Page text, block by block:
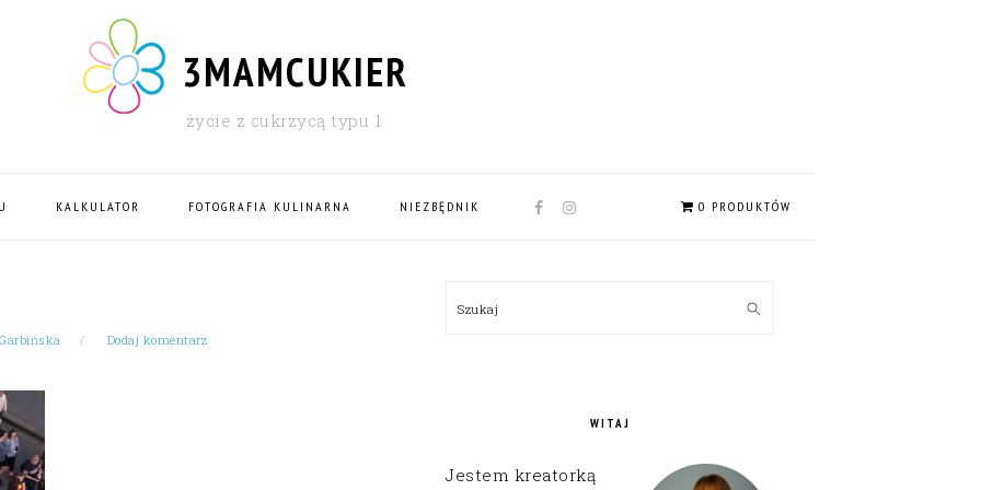
3MAMCUKIER
życie z cukrzycą typu 1
KALKULATOR FOTOGRAFIA KULINARNA NIEZBĘDNIK
NAV
0 PRODUKTÓW
Dodaj komentarz
SIDEBAR
Szukaj
WITAJ
Jestem kreatorką